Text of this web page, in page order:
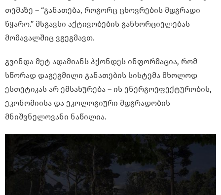
თემაზე – “განათება, როგორც ცხოვრების მდგრადი
წყარო.” მსგავსი აქტივობების განხორციელებას
მომავალშიც ვგეგმავთ.
გვინდა მეტ ადამიანს ჰქონდეს ინფორმაცია, რომ
სწორად დაგეგმილი განათების სისტემა მხოლოდ
ესთეტიკას არ ემსახურება – ის ენერგოეფექტურობის,
ეკონომიისა და ეკოლოგიური მდგრადობის
მნიშვნელოვანი ნაწილია.